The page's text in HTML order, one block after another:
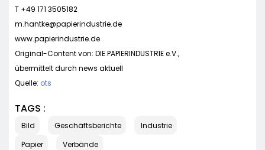
T +49 171 3505182
m.hantke@papierindustrie.de
www.papierindustrie.de
Original-Content von: DIE PAPIERINDUSTRIE e.V.,
übermittelt durch news aktuell
Quelle: ots
TAGS :
Bild Geschäftsberichte
Industrie
Papier
Verbände